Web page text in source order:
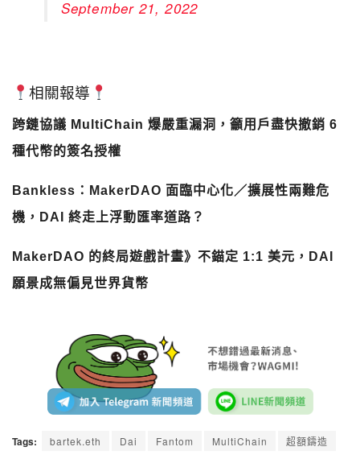
September 21, 2022
相關報導
跨鏈協議 MultiChain 爆嚴重漏洞，籲用戶盡快撤銷 6
種代幣的簽名授權
Bankless：MakerDAO 面臨中心化／擴展性兩難危
機，DAI 終走上浮動匯率道路？
MakerDAO 的終局遊戲計畫》不錨定 1:1 美元，DAI
願景成無偏見世界貨幣
Tags: bartek.eth Dai Fantom MultiChain 超額鑄造